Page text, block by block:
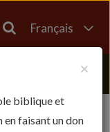
Français
עברית
×
biblique et
en faisant un don